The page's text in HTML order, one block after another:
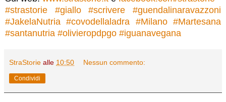
#strastorie #giallo #scrivere #guendalinaravazzoni
#JakelaNutria #covodellaladra #Milano #Martesana
#santanutria #olivieropdpgo #iguanavegana
StraStorie alle 10:50 Nessun commento:
Condividi